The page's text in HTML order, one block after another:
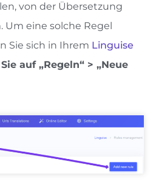
von der Übersetzung
eine solche Regel
Sie sich in Ihrem Linguise
auf „Regeln“ > „Neue